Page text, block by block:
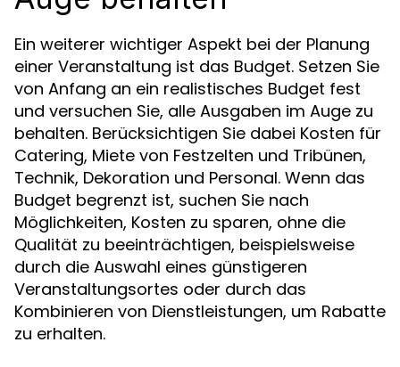
Ein weiterer wichtiger Aspekt bei der Planung
einer Veranstaltung ist das Budget. Setzen Sie
von Anfang an ein realistisches Budget fest
und versuchen Sie, alle Ausgaben im Auge zu
behalten. Berücksichtigen Sie dabei Kosten für
Catering, Miete von Festzelten und Tribünen,
Technik, Dekoration und Personal. Wenn das
Budget begrenzt ist, suchen Sie nach
Möglichkeiten, Kosten zu sparen, ohne die
Qualität zu beeinträchtigen, beispielsweise
durch die Auswahl eines günstigeren
Veranstaltungsortes oder durch das
Kombinieren von Dienstleistungen, um Rabatte
zu erhalten.